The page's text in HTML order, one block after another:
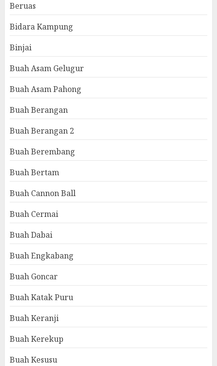
Beruas
Bidara Kampung
Binjai
Buah Asam Gelugur
Buah Asam Pahong
Buah Berangan
Buah Berangan 2
Buah Berembang
Buah Bertam
Buah Cannon Ball
Buah Cermai
Buah Dabai
Buah Engkabang
Buah Goncar
Buah Katak Puru
Buah Keranji
Buah Kerekup
Buah Kesusu